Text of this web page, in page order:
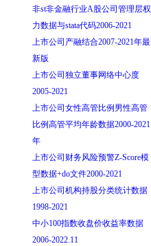
非st非金融行业A股公司管理层权
力数据与stata代码2006-2021
上市公司产融结合2007-2021年最
新版
上市公司独立董事网络中心度
2005-2021
上市公司女性高管比例男性高管
比例高管平均年龄数据2000-2021
年
上市公司财务风险预警Z-Score模
型数据+do文件2000-2021
上市公司机构持股分类统计数据
1998-2021
中小100指数收盘价收益率数据
2006-2022.11